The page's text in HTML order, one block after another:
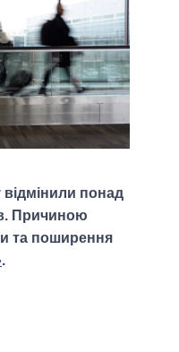
понад
Причиною
та поширення
.